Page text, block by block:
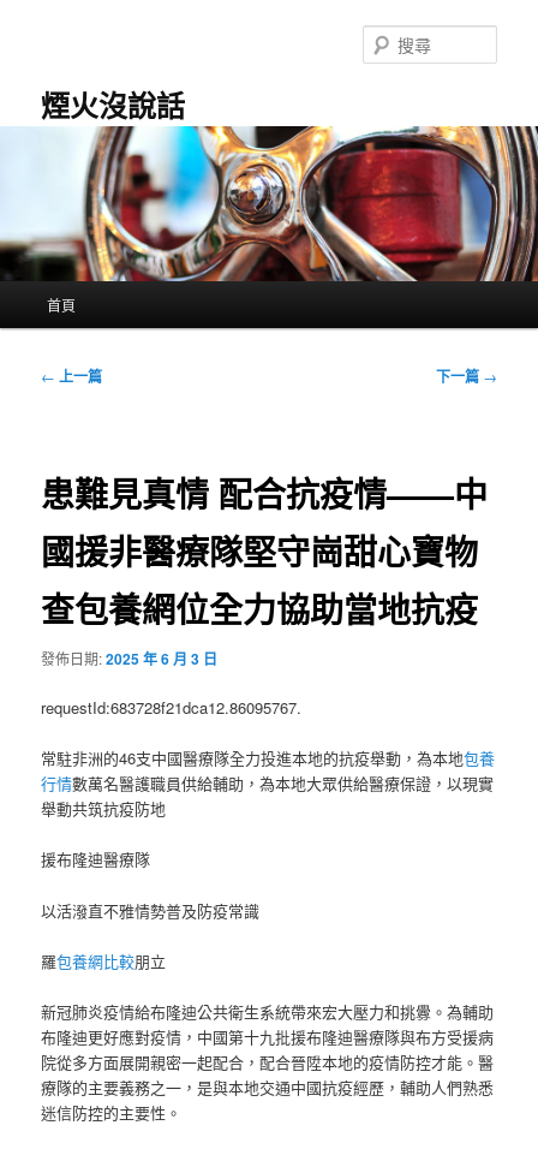
煙火沒說話
尋
首頁
文
← 上一篇 下一篇 →
患難見真情 配合抗疫情——中
國援非醫療隊堅守崗甜心寶物
查包養網位全力協助當地抗疫
發佈日期:2025 年 6 月 3 日
requestId:683728f21dca12.86095767.
常駐非洲的46支中國醫療隊全力投進本地的抗疫舉動，為本地包養
行情數萬名醫護職員供給輔助，為本地大眾供給醫療保證，以現實
舉動共筑抗疫防地
援布隆迪醫療隊
以活潑直不雅情勢普及防疫常識
羅包養網比較朋立
新冠肺炎疫情給布隆迪公共衛生系統帶來宏大壓力和挑釁。為輔助
布隆迪更好應對疫情，中國第十九批援布隆迪醫療隊與布方受援病
院從多方面展開親密一起配合，配合晉陞本地的疫情防控才能。醫
療隊的主要義務之一，是與本地交通中國抗疫經歷，輔助人們熟悉
迷信防控的主要性。